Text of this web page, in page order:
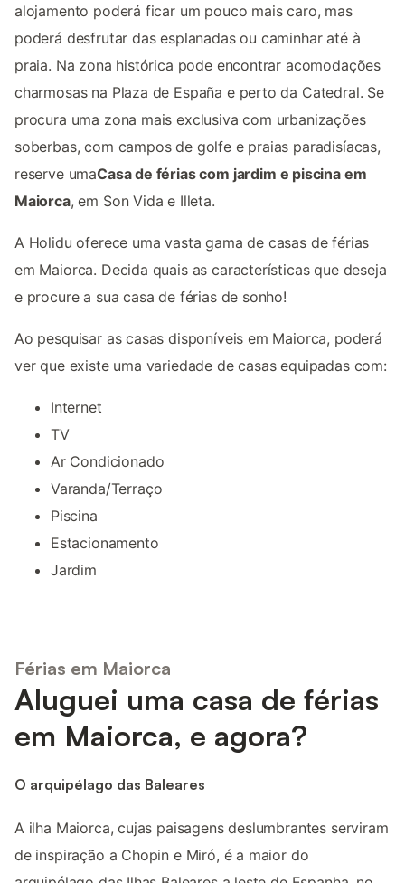
alojamento poderá ficar um pouco mais caro, mas
poderá desfrutar das esplanadas ou caminhar até à
praia. Na zona histórica pode encontrar acomodações
charmosas na Plaza de España e perto da Catedral. Se
procura uma zona mais exclusiva com urbanizações
soberbas, com campos de golfe e praias paradisíacas,
reserve umaCasa de férias com jardim e piscina em
Maiorca, em Son Vida e Illeta.
A Holidu oferece uma vasta gama de casas de férias
em Maiorca. Decida quais as características que deseja
e procure a sua casa de férias de sonho!
Ao pesquisar as casas disponíveis em Maiorca, poderá
ver que existe uma variedade de casas equipadas com:
Internet
TV
Ar Condicionado
Varanda/Terraço
Piscina
Estacionamento
Jardim
Férias em Maiorca
Aluguei uma casa de férias
em Maiorca, e agora?
O arquipélago das Baleares
A ilha Maiorca, cujas paisagens deslumbrantes serviram
de inspiração a Chopin e Miró, é a maior do